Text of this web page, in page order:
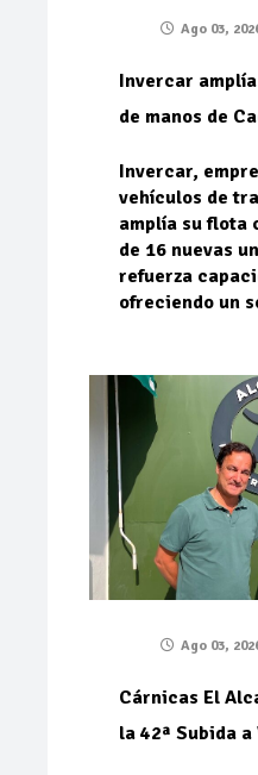
Ago 03,
Invercar
de manos de
Invercar,
vehículos de
amplía su flota
de 16 nuevas
refuerza
ofreciendo un
Ago 03,
Cárnicas El
la 42ª Subida a